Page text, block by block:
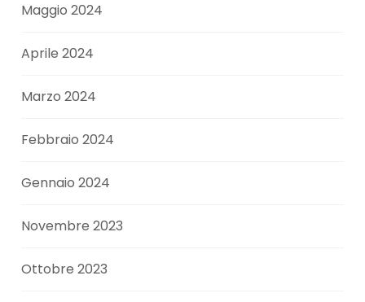
Maggio 2024
Aprile 2024
Marzo 2024
Febbraio 2024
Gennaio 2024
Novembre 2023
Ottobre 2023